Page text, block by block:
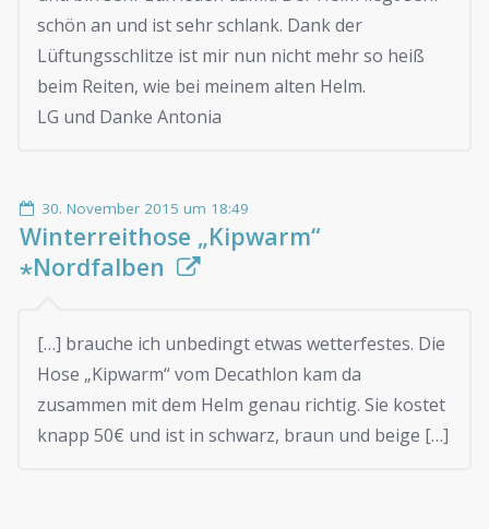
schön an und ist sehr schlank. Dank der
Lüftungsschlitze ist mir nun nicht mehr so heiß
beim Reiten, wie bei meinem alten Helm.
LG und Danke Antonia
30. November 2015 um 18:49
Winterreithose „Kipwarm“
⋆Nordfalben
[…] brauche ich unbedingt etwas wetterfestes. Die
Hose „Kipwarm“ vom Decathlon kam da
zusammen mit dem Helm genau richtig. Sie kostet
knapp 50€ und ist in schwarz, braun und beige […]